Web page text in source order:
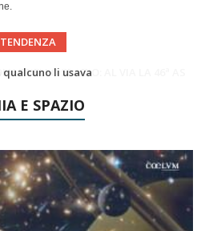
di Agosto 2026
E SPAZIO